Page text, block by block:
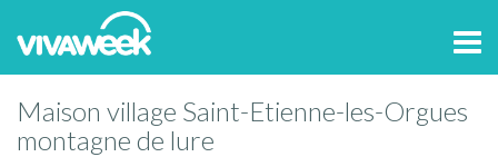
Maison village Saint-Etienne-les-Orgues
montagne de lure